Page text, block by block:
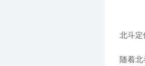
北斗定
随着